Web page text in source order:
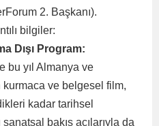
2. Başkanı).
bilgiler:
Dışı Program:
bu yıl Almanya ve
kurmaca ve belgesel film,
kadar tarihsel
bakış açılarıyla da